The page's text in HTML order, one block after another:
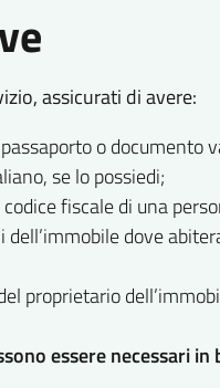
assicurati di avere:
o documento
se lo possiedi;
fiscale di una
dove
proprietario
essere necessari in